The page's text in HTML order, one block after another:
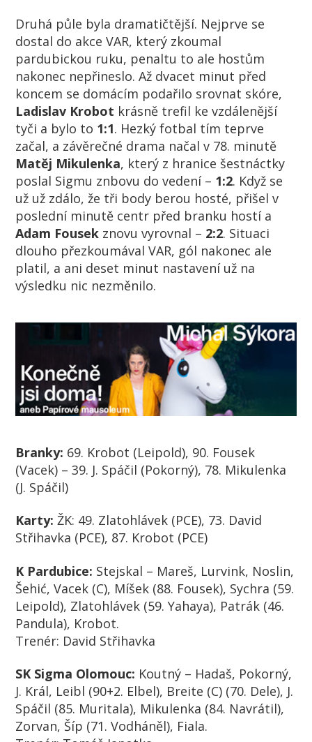
Druhá půle byla dramatičtější. Nejprve se
dostal do akce VAR, který zkoumal
pardubickou ruku, penaltu to ale hostům
nakonec nepřineslo. Až dvacet minut před
koncem se domácím podařilo srovnat skóre,
Ladislav Krobot krásně trefil ke vzdálenější
tyči a bylo to 1:1. Hezký fotbal tím teprve
začal, a závěrečné drama načal v 78. minutě
Matěj Mikulenka, který z hranice šestnáctky
poslal Sigmu znbovu do vedení – 1:2. Když se
už už zdálo, že tři body berou hosté, přišel v
poslední minutě centr před branku hostí a
Adam Fousek znovu vyrovnal – 2:2. Situaci
dlouho přezkoumával VAR, gól nakonec ale
platil, a ani deset minut nastavení už na
výsledku nic nezměnilo.
Branky: 69. Krobot (Leipold), 90. Fousek
(Vacek) – 39. J. Spáčil (Pokorný), 78. Mikulenka
(J. Spáčil)
Karty: ŽK: 49. Zlatohlávek (PCE), 73. David
Střihavka (PCE), 87. Krobot (PCE)
K Pardubice: Stejskal – Mareš, Lurvink, Noslin,
Šehić, Vacek (C), Míšek (88. Fousek), Sychra (59.
Leipold), Zlatohlávek (59. Yahaya), Patrák (46.
Pandula), Krobot.
Trenér: David Střihavka
SK Sigma Olomouc: Koutný – Hadaš, Pokorný,
J. Král, Leibl (90+2. Elbel), Breite (C) (70. Dele), J.
Spáčil (85. Muritala), Mikulenka (84. Navrátil),
Zorvan, Šíp (71. Vodháněl), Fiala.